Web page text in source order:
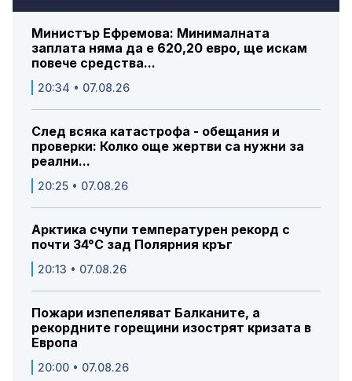
Министър Ефремова: Минималната
заплата няма да е 620,20 евро, ще искам
повече средства...
20:34 • 07.08.26
След всяка катастрофа - обещания и
проверки: Колко още жертви са нужни за
реални...
20:25 • 07.08.26
Арктика счупи температурен рекорд с
почти 34°C зад Полярния кръг
20:13 • 07.08.26
Пожари изпепеляват Балканите, а
рекордните горещини изострят кризата в
Европа
20:00 • 07.08.26